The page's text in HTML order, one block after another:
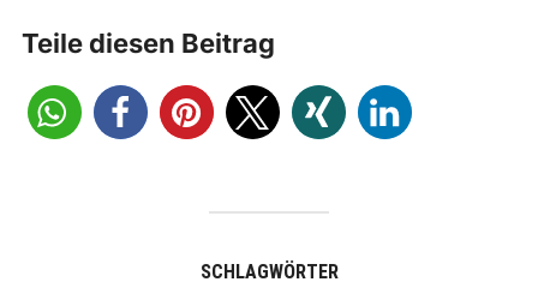
Teile diesen Beitrag
SCHLAGWÖRTER